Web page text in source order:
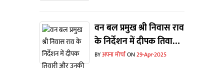
वन बल प्रमुख श्री निवास राव
के निर्देशन में दीपक तिवारी
और उनकी टीम ने पकड़ा बोरे
BYअपना मोर्चाON29-Apr-2025